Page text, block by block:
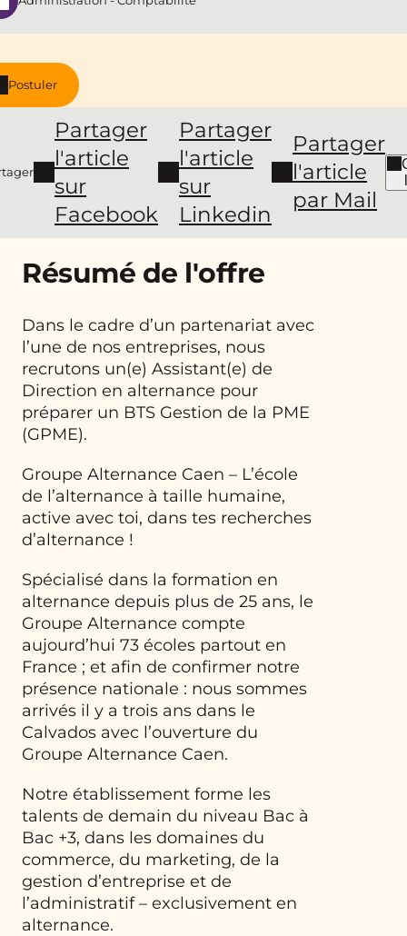
Postuler
Partager
l'article
sur
Facebook
Partager
l'article
sur
Linkedin
Partager
l'article
par Mail
Résumé de l'offre
Dans le cadre d’un partenariat avec
l’une de nos entreprises, nous
recrutons un(e) Assistant(e) de
Direction en alternance pour
préparer un BTS Gestion de la PME
(GPME).
Groupe Alternance Caen – L’école
de l’alternance à taille humaine,
active avec toi, dans tes recherches
d’alternance !
Spécialisé dans la formation en
alternance depuis plus de 25 ans, le
Groupe Alternance compte
aujourd’hui 73 écoles partout en
France ; et afin de confirmer notre
présence nationale : nous sommes
arrivés il y a trois ans dans le
Calvados avec l’ouverture du
Groupe Alternance Caen.
Notre établissement forme les
talents de demain du niveau Bac à
Bac +3, dans les domaines du
commerce, du marketing, de la
gestion d’entreprise et de
l’administratif – exclusivement en
alternance.